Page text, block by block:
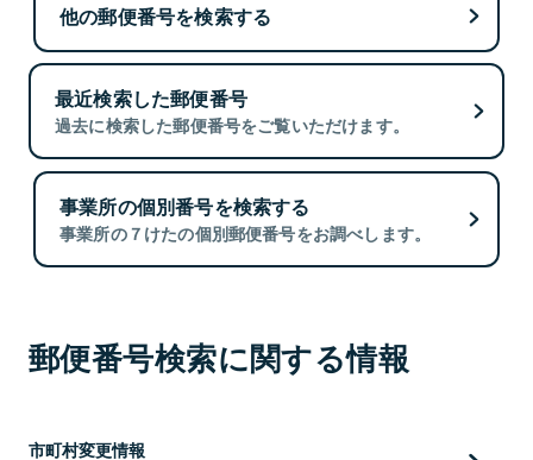
他の郵便番号を検索する
最近検索した郵便番号
過去に検索した郵便番号をご覧いただけます。
事業所の個別番号を検索する
事業所の７けたの個別郵便番号をお調べします。
郵便番号検索に関する情報
市町村変更情報